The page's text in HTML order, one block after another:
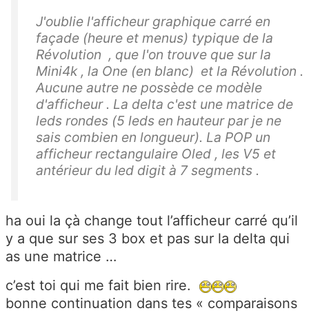
J'oublie l'afficheur graphique carré en
façade (heure et menus) typique de la
Révolution , que l'on trouve que sur la
Mini4k , la One (en blanc) et la Révolution .
Aucune autre ne possède ce modèle
d'afficheur . La delta c'est une matrice de
leds rondes (5 leds en hauteur par je ne
sais combien en longueur). La POP un
afficheur rectangulaire Oled , les V5 et
antérieur du led digit à 7 segments .
ha oui la çà change tout l’afficheur carré qu’il
y a que sur ses 3 box et pas sur la delta qui
as une matrice …
c’est toi qui me fait bien rire.
bonne continuation dans tes « comparaisons